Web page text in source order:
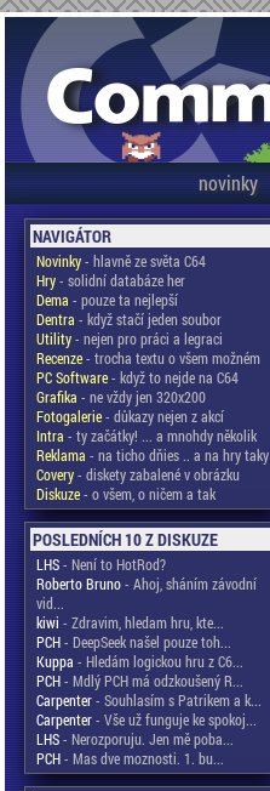
novinky
NAVIGÁTOR
Novinky- hlavně ze světa C64
Hry- solidní databáze her
Dema - pouze ta nejlepší
Dentra - když stačí jeden soubor
Utility- nejen pro práci a legraci
Recenze- trocha textu o všem možném
PC Software- když to nejde na C64
Grafika - ne vždy jen 320x200
Fotogalerie- důkazy nejen z akcí
Intra - ty začátky! ... a mnohdy několik
Reklama - na ticho dňies .. a na hry taky
Covery- diskety zabalené v obrázku
Diskuze- o všem, o ničem a tak
POSLEDNÍCH 10 Z DISKUZE
LHS- Není to HotRod?
Roberto Bruno- Ahoj, sháním závodní
vid...
kiwi - Zdravim, hledam hru, kte...
PCH- DeepSeek našel pouze toh...
Kuppa - Hledám logickou hru z C6...
PCH- Mdlý PCH má odzkoušený R...
Carpenter- Souhlasím s Patrikem a k...
Carpenter- Vše už funguje ke spokoj...
LHS- Nerozporuju. Jen mě poba...
PCH- Mas dve moznosti. 1. bu...